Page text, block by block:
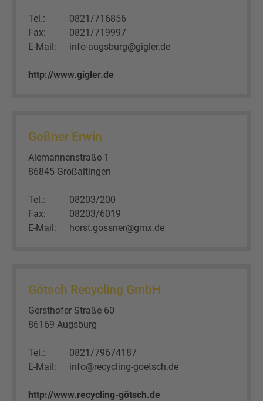
Tel.:
0821/716856
Fax:
0821/719997
E-Mail:
info-augsburg@gigler.de
http://www.gigler.de
Goßner Erwin
Alemannenstraße 1
86845 Großaitingen
Tel.:
08203/200
Fax:
08203/6019
E-Mail:
horst.gossner@gmx.de
Götsch Recycling GmbH
Gersthofer Straße 60
86169 Augsburg
Tel.:
0821/79674187
E-Mail:
info@recycling-goetsch.de
http://www.recycling-götsch.de